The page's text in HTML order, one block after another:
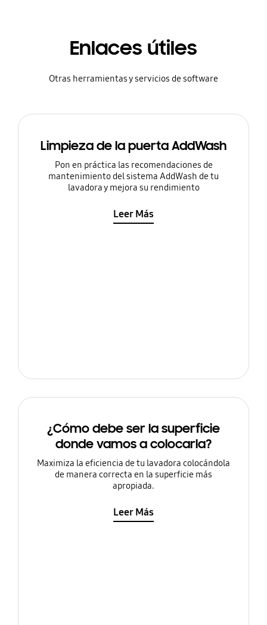
Enlaces útiles
Otras herramientas y servicios de software
Limpieza de la puerta AddWash
Pon en práctica las recomendaciones de
mantenimiento del sistema AddWash de tu
lavadora y mejora su rendimiento
Leer Más
¿Cómo debe ser la superficie
donde vamos a colocarla?
Maximiza la eficiencia de tu lavadora colocándola
de manera correcta en la superficie más
apropiada.
Leer Más